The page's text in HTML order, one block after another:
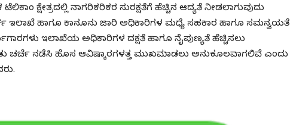
ಕ್ಷೇತ್ರದಲ್ಲಿ ನಾಗರಿಕರಿಕರ ಸುರಕ್ಷತೆಗೆ ಹೆಚ್ಚಿನ ಆದ್ಯತೆ ನೀಡಲಾಗುವುದು
ಇಲಾಖೆ ಹಾಗೂ ಕಾನೂನು ಜಾರಿ ಅಧಿಕಾರಿಗಳ ಮಧ್ಯೆ ಸಹಕಾರ ಹಾಗೂ ಸಮನ್ವಯತೆ
ಇಲಾಖೆಯ ಅಧಿಕಾರಿಗಳ ದಕ್ಷತೆ ಹಾಗೂ ನೈಪುಣ್ಯತೆ ಹೆಚ್ಚಿಸಲು
ಚರ್ಚೆ ನಡೆಸಿ ಹೊಸ ಆವಿಷ್ಕಾರಗಳತ್ತ ಮುಖಮಾಡಲು ಅನುಕೂಲವಾಗಲಿವೆ ಎಂದು